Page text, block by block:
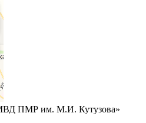
ПМР им. М.И. Кутузова»